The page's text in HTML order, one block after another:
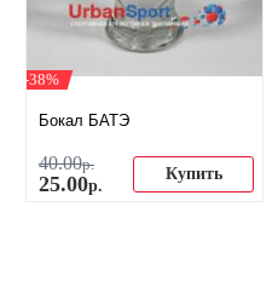
-38%
Бокал БАТЭ
40.00р.
25.00р.
Купить